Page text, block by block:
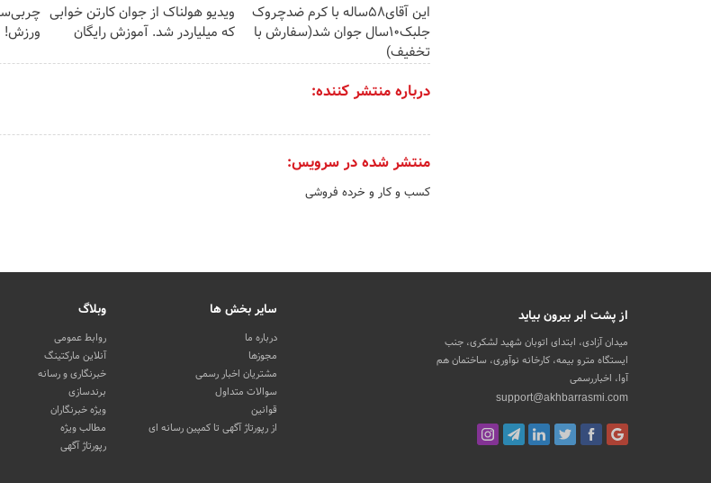
این آقای58ساله با کرم ضدچروک
جلبک10سال جوان شد(سفارش با
تخفیف)
ویدیو هولناک از جوان کارتن خوابی
که میلیاردر شد. آموزش رایگان
ورزش!
درباره منتشر کننده:
منتشر شده در سرویس:
کسب و کار و خرده فروشی
از پشت ابر بیرون بیاید
میدان آزادی، ابتدای اتوبان شهید لشکری، جنب
ایستگاه مترو بیمه، کارخانه نوآوری، ساختمان هم
آوا، اخباررسمی
support@akhbarrasmi.com
سایر بخش ها
درباره ما
مجوزها
مشتریان اخبار رسمی
سوالات متداول
قوانین
از رپورتاژ آگهی تا کمپین رسانه ای
وبلاگ
روابط عمومی
آنلاین مارکتینگ
خبرنگاری و رسانه
برندسازی
ویژه خبرنگاران
مطالب ویژه
رپورتاژ آگهی